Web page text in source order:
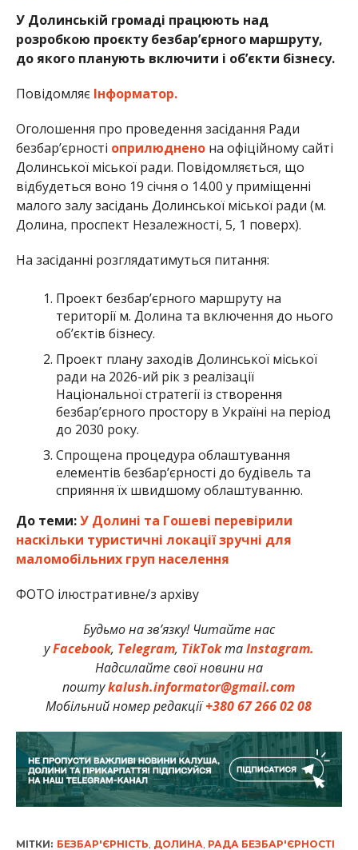
У Долинській громаді працюють над
розробкою проєкту безбар’єрного маршруту,
до якого планують включити і об’єкти бізнесу.
Повідомляє Інформатор.
Оголошення про проведення засідання Ради
безбар’єрності оприлюдненона офіційному сайті
Долинської міської ради. Повідомляється, що
відбудеться воно 19 січня о 14.00 у приміщенні
малого залу засідань Долинської міської ради (м.
Долина, проспект Незалежності, 5, 1 поверх).
На засіданні розглядатимуться питання:
Проект безбар’єрного маршруту на
території м. Долина та включення до нього
об’єктів бізнесу.
Проект плану заходів Долинської міської
ради на 2026-ий рік з реалізації
Національної стратегії із створення
безбар’єрного простору в Україні на період
до 2030 року.
Спрощена процедура облаштування
елементів безбар’єрності до будівель та
сприяння їх швидшому облаштуванню.
До теми:У Долині та Гошеві перевірили
наскільки туристичні локації зручні для
маломобільних груп населення
ФОТО ілюстративне/з архіву
Будьмо на зв’язку! Читайте нас
уFacebook, Telegram, TikTokтаInstagram.
Надсилайте свої новини на
поштуkalush.informator@gmail.com
Мобільний номер редакції+380 67 266 02 08
МІТКИ: БЕЗБАР'ЄРНІСТЬ ДОЛИНА РАДА БЕЗБАР'ЄРНОСТІ